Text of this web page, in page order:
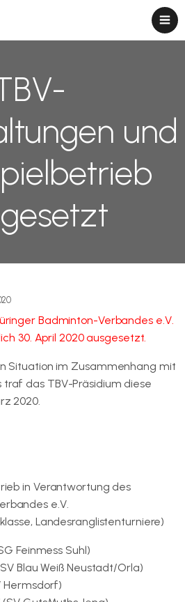
und
Badminton-Verbandes e.V.
30. April 2020 ausgesetzt.
Situation im Zusammenhang mit
das TBV-Präsidium diese
2020.
in Verantwortung des
e.V.
Landesranglistenturniere)
Feinmess Suhl)
(SV Blau Weiß Neustadt/Orla)
Hermsdorf)